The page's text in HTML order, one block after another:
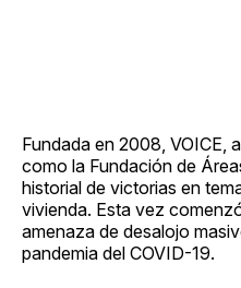
Fundada en 2008, VOICE,
como la Fundación de
historial de victorias en
vivienda. Esta vez
amenaza de desalojo
pandemia del COVID-19.